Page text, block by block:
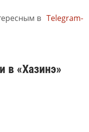
в Telegram-
в «Хазинэ»